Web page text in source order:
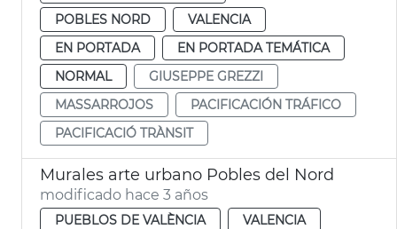
POBLES NORD
VALENCIA
EN PORTADA
EN PORTADA TEMÁTICA
NORMAL
GIUSEPPE GREZZI
MASSARROJOS
PACIFICACIÓN TRÁFICO
PACIFICACIÓ TRÀNSIT
Murales arte urbano Pobles del Nord
modificado hace 3 años
PUEBLOS DE VALÈNCIA
VALENCIA